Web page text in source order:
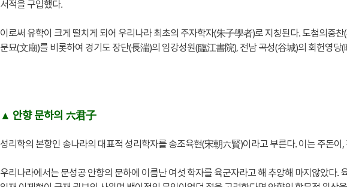
서적을 구입했다.
이로써 유학이 크게 떨치게 되어 우리나라 최초의 주자학자(朱子學者)로 지칭된다. 도첨의중
문묘(文廟)를 비롯하여 경기도 장단(長湍)의 임강성원(臨江書院), 전남 곡성(谷城)의 회헌영
▲ 안향 문하의 六君子
성리학의 본향인 송나라의 대표적 성리학자를 송조육현(宋朝六賢)이라고 부른다. 이는 주돈이
우리나라에서는 문성공 안향의 문하에 이름난 여섯 학자를 육군자라고 해 추앙해 마지않았다.